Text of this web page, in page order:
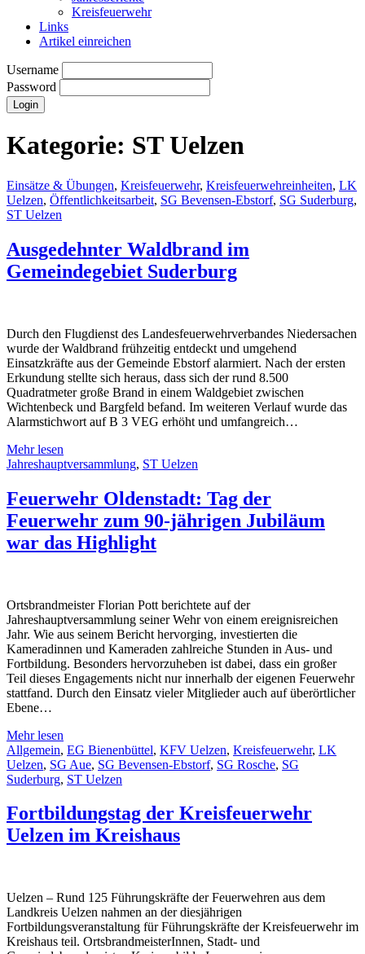
Kreisfeuerwehr
Links
Artikel einreichen
Username
Password
Kategorie: ST Uelzen
Einsätze & Übungen, Kreisfeuerwehr, Kreisfeuerwehreinheiten, LK
Uelzen, Öffentlichkeitsarbeit, SG Bevensen-Ebstorf, SG Suderburg,
ST Uelzen
Ausgedehnter Waldbrand im
Gemeindegebiet Suderburg
Durch den Flugdienst des Landesfeuerwehrverbandes Niedersachen
wurde der Waldbrand frühzeitig entdeckt und umgehend
Einsatzkräfte aus der Gemeinde Ebstorf alarmiert. Nach der ersten
Erkundung stellte sich heraus, dass sich der rund 8.500
Quadratmeter große Brand in einem Waldgebiet zwischen
Wichtenbeck und Bargfeld befand. Im weiteren Verlauf wurde das
Alarmstichwort auf B 3 VEG erhöht und umfangreich…
Mehr lesen
Jahreshauptversammlung, ST Uelzen
Feuerwehr Oldenstadt: Tag der
Feuerwehr zum 90-jährigen Jubiläum
war das Highlight
Ortsbrandmeister Florian Pott berichtete auf der
Jahreshauptversammlung seiner Wehr von einem ereignisreichen
Jahr. Wie aus seinem Bericht hervorging, investierten die
Kameradinnen und Kameraden zahlreiche Stunden in Aus- und
Fortbildung. Besonders hervorzuheben ist dabei, dass ein großer
Teil dieses Engagements nicht nur innerhalb der eigenen Feuerwehr
stattfand. Durch den Einsatz vieler Mitglieder auch auf überörtlicher
Ebene…
Mehr lesen
Allgemein, EG Bienenbüttel, KFV Uelzen, Kreisfeuerwehr, LK
Uelzen, SG Aue, SG Bevensen-Ebstorf, SG Rosche, SG
Suderburg, ST Uelzen
Fortbildungstag der Kreisfeuerwehr
Uelzen im Kreishaus
Uelzen – Rund 125 Führungskräfte der Feuerwehren aus dem
Landkreis Uelzen nahmen an der diesjährigen
Fortbildungsveranstaltung für Führungskräfte der Kreisfeuerwehr im
Kreishaus teil. OrtsbrandmeisterInnen, Stadt- und